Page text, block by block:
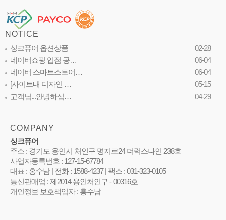
NOTICE
싱크퓨어 옵션상품
02-28
네이버쇼핑 입점 공…
06-04
네이버 스마트스토어…
06-04
[사이트내 디자인 …
05-15
고객님...안녕하십…
04-29
COMPANY
싱크퓨어
주소 : 경기도 용인시 처인구 명지로24 더럭스나인 238호
사업자등록번호 : 127-15-67784
대표 : 홍수남 | 전화 : 1588-4237 | 팩스 : 031-323-0105
통신판매업 : 제2014 용인처인구 - 00316호
개인정보 보호책임자 : 홍수남